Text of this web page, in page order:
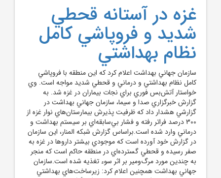
غزه در آستانه قحطي
شديد و فروپاشي کامل
نظام بهداشتي
سازمان جهاني بهداشت اعلام کرد که اين منطقه با فروپاشي
کامل نظام بهداشتي و درماني و قحطي شديد مواجه است. وي
خواستار آتش‌بس فوري براي نجات بيماران در غزه شد. به
گزارش خبرگزاري صدا و سيما، سازمان جهاني بهداشت در
گزارشي هشدار داد که ظرفيت پذيرش بيمارستان‌هاي نوار غزه از
300 درصد فراتر رفته و فشار بي‌سابقه‌اي بر سيستم بهداشت و
درماني وارد شده است.براساس گزارش شبکه المنار، اين سازمان
در گزارش خود آورده است که موجودي بيشتر دارو‌ها در غزه به
صفر رسيده و قحطي گسترده‌اي در منطقه حاکم است که منجر
به چندين مورد مرگ‌ومير بر اثر سوء تغذيه شده است.سازمان
جهاني بهداشت همچنين اعلام کرد: زيرساخت‌هاي بهداشتي